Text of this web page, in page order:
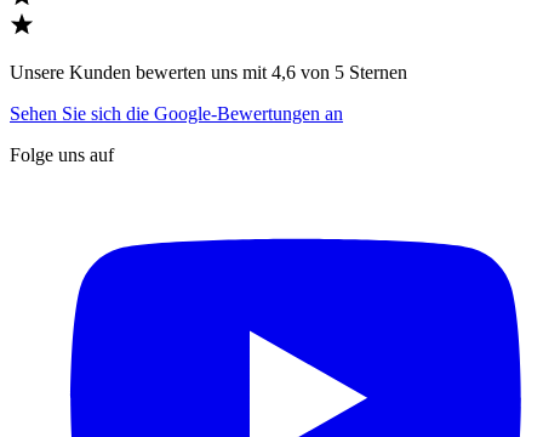
Unsere Kunden bewerten uns mit 4,6 von 5 Sternen
Sehen Sie sich die Google-Bewertungen an
Folge uns auf